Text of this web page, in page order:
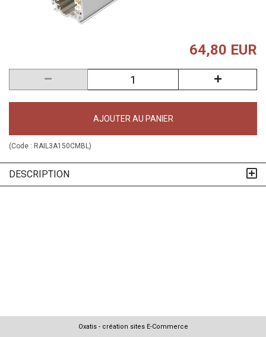
64,80 EUR
AJOUTER AU PANIER
(Code : RAIL3A150CMBL)
DESCRIPTION
Oxatis - création sites E-Commerce